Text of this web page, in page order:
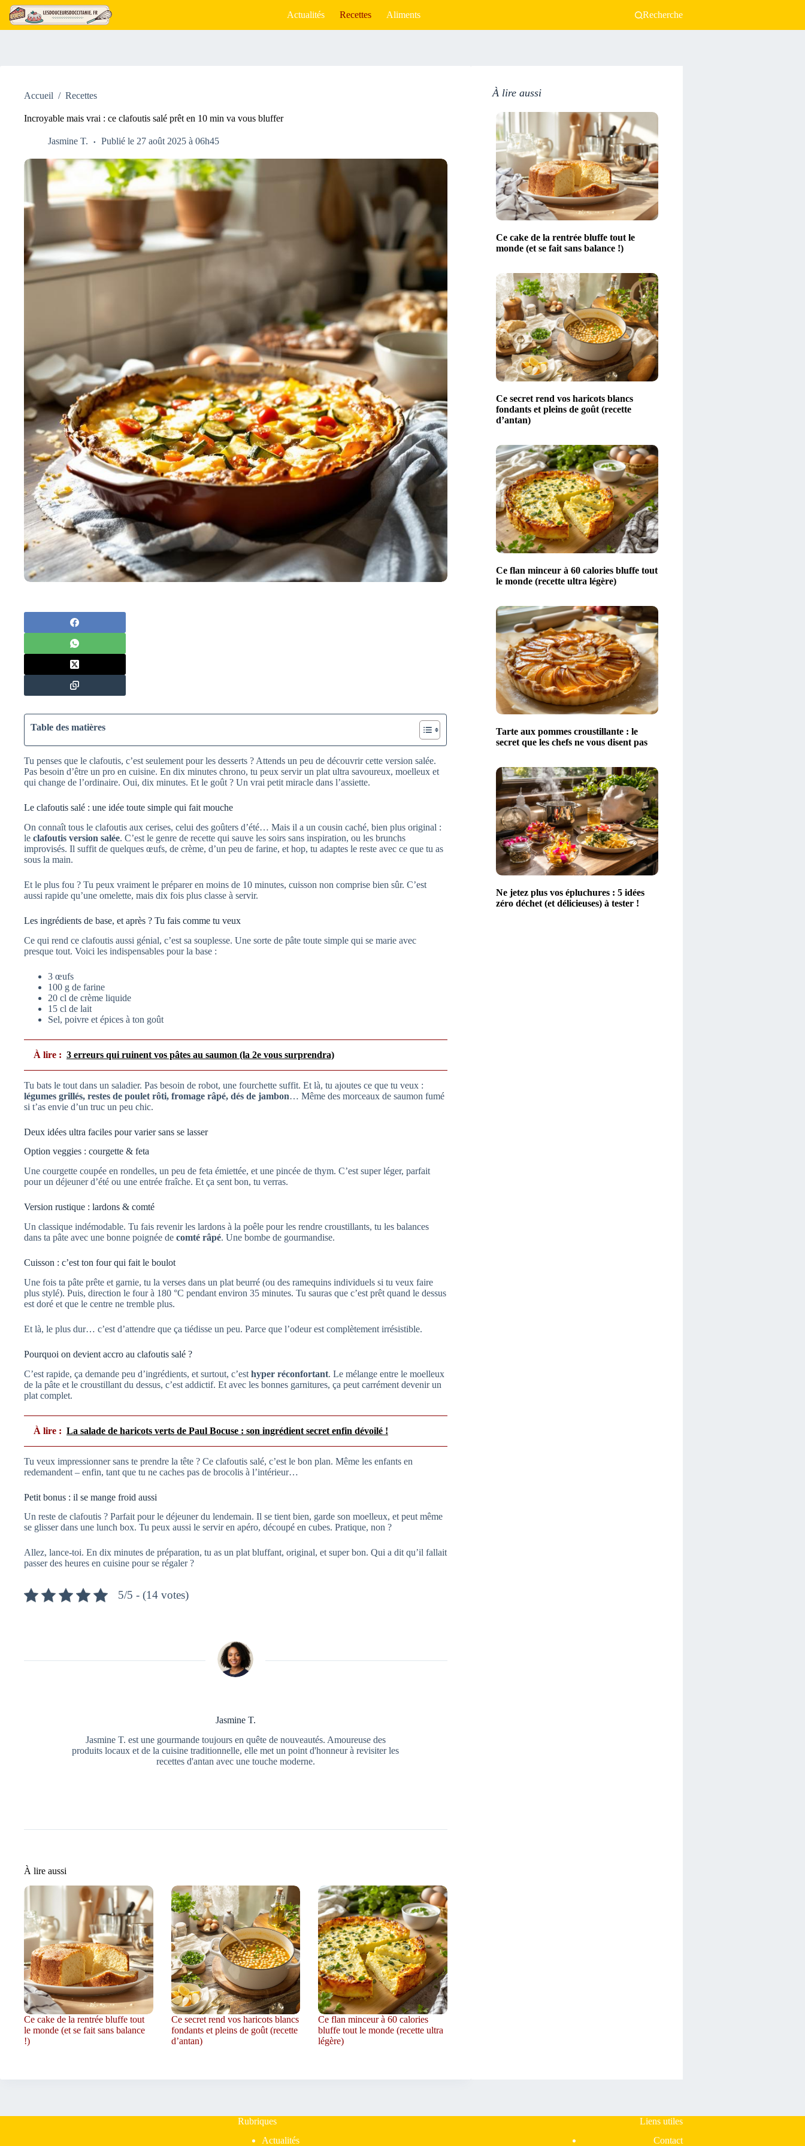
Passer
contenu
Actualités Recettes Aliments Recherche
Accueil / Recettes
Incroyable mais vrai : ce clafoutis salé prêt en 10 min va vous bluffer
Jasmine T. Publié le 27 août 2025 à 06h45
Table des matières
Tu penses que le clafoutis, c’est seulement pour les desserts ? Attends un peu de découvrir cette version salée.
Pas besoin d’être un pro en cuisine. En dix minutes chrono, tu peux servir un plat ultra savoureux, moelleux et
qui change de l’ordinaire. Oui, dix minutes. Et le goût ? Un vrai petit miracle dans l’assiette.
Le clafoutis salé : une idée toute simple qui fait mouche
On connaît tous le clafoutis aux cerises, celui des goûters d’été… Mais il a un cousin caché, bien plus original :
le clafoutis version salée. C’est le genre de recette qui sauve les soirs sans inspiration, ou les brunchs
improvisés. Il suffit de quelques œufs, de crème, d’un peu de farine, et hop, tu adaptes le reste avec ce que tu as
sous la main.
Et le plus fou ? Tu peux vraiment le préparer en moins de 10 minutes, cuisson non comprise bien sûr. C’est
aussi rapide qu’une omelette, mais dix fois plus classe à servir.
Les ingrédients de base, et après ? Tu fais comme tu veux
Ce qui rend ce clafoutis aussi génial, c’est sa souplesse. Une sorte de pâte toute simple qui se marie avec
presque tout. Voici les indispensables pour la base :
3 œufs
100 g de farine
20 cl de crème liquide
15 cl de lait
Sel, poivre et épices à ton goût
À lire : 3 erreurs qui ruinent vos pâtes au saumon (la 2e vous surprendra)
Tu bats le tout dans un saladier. Pas besoin de robot, une fourchette suffit. Et là, tu ajoutes ce que tu veux :
légumes grillés, restes de poulet rôti, fromage râpé, dés de jambon… Même des morceaux de saumon fumé
si t’as envie d’un truc un peu chic.
Deux idées ultra faciles pour varier sans se lasser
Option veggies : courgette & feta
Une courgette coupée en rondelles, un peu de feta émiettée, et une pincée de thym. C’est super léger, parfait
pour un déjeuner d’été ou une entrée fraîche. Et ça sent bon, tu verras.
Version rustique : lardons & comté
Un classique indémodable. Tu fais revenir les lardons à la poêle pour les rendre croustillants, tu les balances
dans ta pâte avec une bonne poignée de comté râpé. Une bombe de gourmandise.
Cuisson : c’est ton four qui fait le boulot
Une fois ta pâte prête et garnie, tu la verses dans un plat beurré (ou des ramequins individuels si tu veux faire
plus stylé). Puis, direction le four à 180 °C pendant environ 35 minutes. Tu sauras que c’est prêt quand le dessus
est doré et que le centre ne tremble plus.
Et là, le plus dur… c’est d’attendre que ça tiédisse un peu. Parce que l’odeur est complètement irrésistible.
Pourquoi on devient accro au clafoutis salé ?
C’est rapide, ça demande peu d’ingrédients, et surtout, c’est hyper réconfortant. Le mélange entre le moelleux
de la pâte et le croustillant du dessus, c’est addictif. Et avec les bonnes garnitures, ça peut carrément devenir un
plat complet.
À lire : La salade de haricots verts de Paul Bocuse : son ingrédient secret enfin dévoilé !
Tu veux impressionner sans te prendre la tête ? Ce clafoutis salé, c’est le bon plan. Même les enfants en
redemandent – enfin, tant que tu ne caches pas de brocolis à l’intérieur…
Petit bonus : il se mange froid aussi
Un reste de clafoutis ? Parfait pour le déjeuner du lendemain. Il se tient bien, garde son moelleux, et peut même
se glisser dans une lunch box. Tu peux aussi le servir en apéro, découpé en cubes. Pratique, non ?
Allez, lance-toi. En dix minutes de préparation, tu as un plat bluffant, original, et super bon. Qui a dit qu’il fallait
passer des heures en cuisine pour se régaler ?
5/5 - (14 votes)
Jasmine T.
Jasmine T. est une gourmande toujours en quête de nouveautés. Amoureuse des
produits locaux et de la cuisine traditionnelle, elle met un point d'honneur à revisiter les
recettes d'antan avec une touche moderne.
À lire aussi
Ce cake de la rentrée bluffe tout
le monde (et se fait sans balance
!)
Ce secret rend vos haricots blancs
fondants et pleins de goût (recette
d’antan)
Ce flan minceur à 60 calories
bluffe tout le monde (recette ultra
légère)
À lire aussi
Ce cake de la rentrée bluffe tout le
monde (et se fait sans balance !)
Ce secret rend vos haricots blancs
fondants et pleins de goût (recette
d’antan)
Ce flan minceur à 60 calories bluffe tout
le monde (recette ultra légère)
Tarte aux pommes croustillante : le
secret que les chefs ne vous disent pas
Ne jetez plus vos épluchures : 5 idées
zéro déchet (et délicieuses) à tester !
Rubriques
Actualités
Liens utiles
Contact